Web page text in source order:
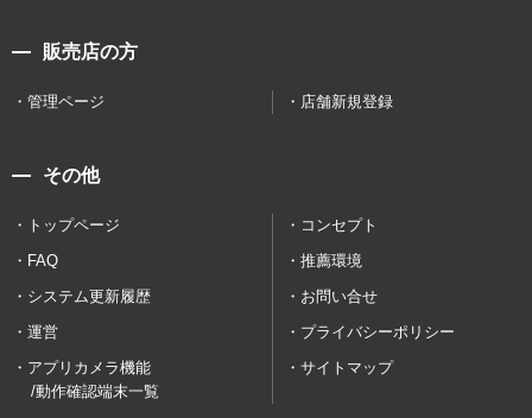
販売店の方
管理ページ 店舗新規登録
その他
トップページ
コンセプト
FAQ
推薦環境
システム更新履歴
お問い合せ
運営
プライバシーポリシー
アプリカメラ機能
/動作確認端末一覧
サイトマップ